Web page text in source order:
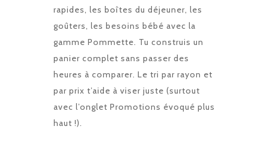
rapides, les boîtes du déjeuner, les
goûters, les besoins bébé avec la
gamme Pommette. Tu construis un
panier complet sans passer des
heures à comparer. Le tri par rayon et
par prix t’aide à viser juste (surtout
avec l’onglet Promotions évoqué plus
haut !).